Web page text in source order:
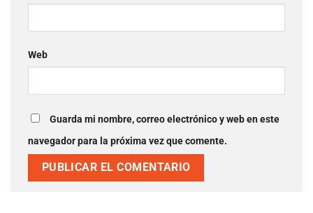
Web
Guarda mi nombre, correo electrónico y web en este
navegador para la próxima vez que comente.